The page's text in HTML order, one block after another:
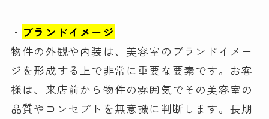
・ ブランドイメージ
物件の外観や内装は、美容室のブランドイメー
ジを形成する上で非常に重要な要素です。お客
様は、来店前から物件の雰囲気でその美容室の
品質やコンセプトを無意識に判断します。長期